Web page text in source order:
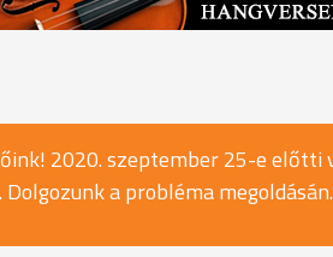
2020. szeptember 25-e
a probléma